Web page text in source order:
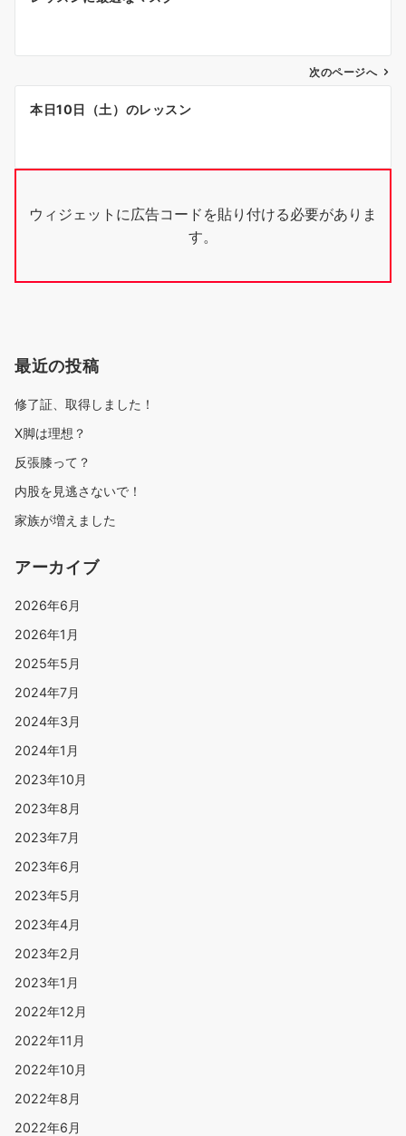
ゲ
シ
次のページへ
本日10日（土）のレッスン
ウィジェットに広告コードを貼り付ける必要がありま
す。
最近の投稿
修了証、取得しました！
X脚は理想？
反張膝って？
内股を見逃さないで！
家族が増えました
アーカイブ
2026年6月
2026年1月
2025年5月
2024年7月
2024年3月
2024年1月
2023年10月
2023年8月
2023年7月
2023年6月
2023年5月
2023年4月
2023年2月
2023年1月
2022年12月
2022年11月
2022年10月
2022年8月
2022年6月